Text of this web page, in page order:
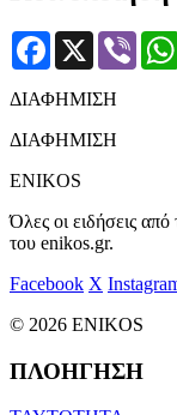
Facebook
X Viber
ΔΙΑΦΗΜΙΣΗ
ΔΙΑΦΗΜΙΣΗ
ENIKOS
Όλες οι ειδήσεις
του enikos.gr.
Facebook X
© 2026 ENIKOS
ΠΛΟΗΓΗΣΗ